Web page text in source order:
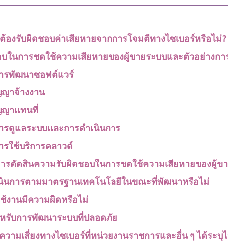
องรับผิดชอบค่าเสียหายจากการโจมตีทางไซเบอร์หรือไม่?
ในการชดใช้ความเสียหายของผู้ขายระบบและตัวอย่างก
รพัฒนาซอฟต์แวร์
าจ้างงาน
าแทนที่
ดูแลระบบและการดำเนินการ
ใช้บริการคลาวด์
รตัดสินความรับผิดชอบในการชดใช้ความเสียหายของผู้ข
นการตามมาตรฐานเทคโนโลยีในขณะที่พัฒนาหรือไม่
งานมีความผิดหรือไม่
รับการพัฒนาระบบที่ปลอดภัย
วามเสี่ยงทางไซเบอร์ที่หน่วยงานราชการและอื่น ๆ ได้ระบุ